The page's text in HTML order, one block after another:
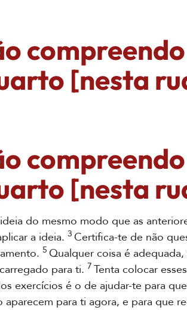
[nesta
[nesta
do mesmo modo que as
a ideia. 3 Certifica-te de não
5 Qualquer coisa é
para ti. 7 Tenta colocar
exercícios é o de ajudar-te para que
aparecem para ti agora, e para que